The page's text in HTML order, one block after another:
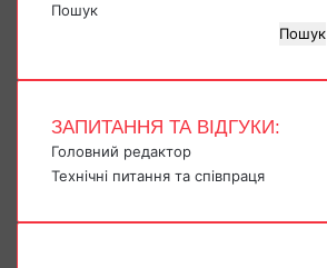
Пошук
Пошук
ЗАПИТАННЯ ТА ВІДГУКИ:
Головний редактор
Технічні питання та співпраця